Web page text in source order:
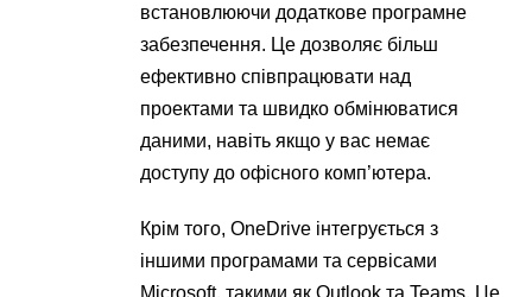
встановлюючи додаткове програмне
забезпечення. Це дозволяє більш
ефективно співпрацювати над
проектами та швидко обмінюватися
даними, навіть якщо у вас немає
доступу до офісного комп’ютера.
Крім того, OneDrive інтегрується з
іншими програмами та сервісами
Microsoft, такими як Outlook та Teams. Це